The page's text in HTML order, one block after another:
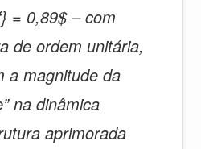
= 0,89$ – com
de ordem unitária,
a magnitude da
na dinâmica
aprimorada